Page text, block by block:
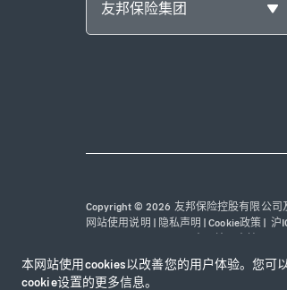
本网站使用cookies以改善您的用户体验。您可
cookie设置的更多信息。
友邦保险集团
Copyright © 2026 友邦保险控股有限公司
网站使用说明
隐私声明 Cookie政策 沪